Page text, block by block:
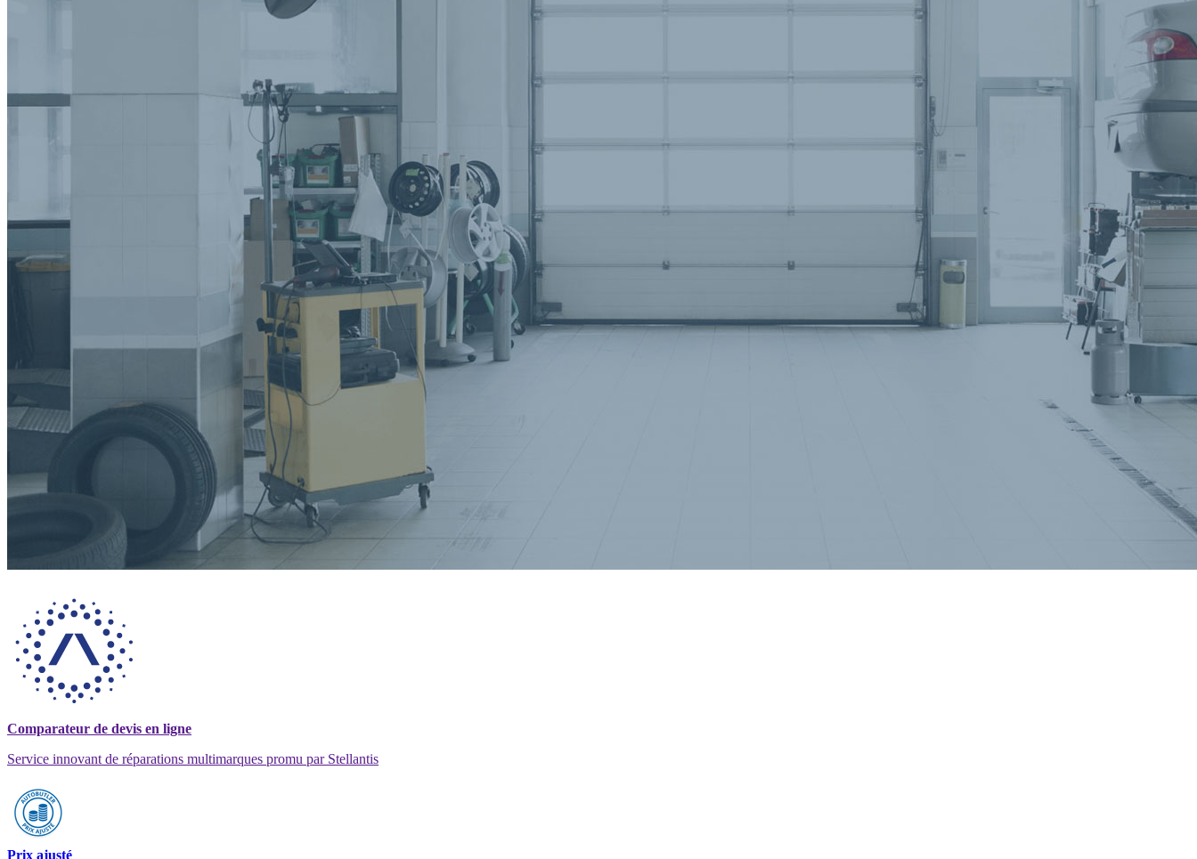
Comparateur de devis en ligne
Service innovant de réparations multimarques promu par Stellantis
Prix ajusté